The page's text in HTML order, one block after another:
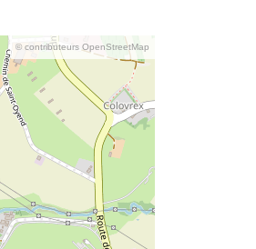
© contributeurs OpenStreetMap